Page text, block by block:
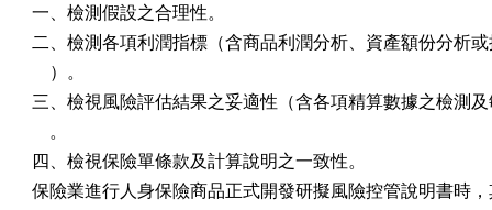
一、檢測假設之合理性。
二、檢測各項利潤指標（含商品利潤分析、資產額份分析
    ）。
三、檢視風險評估結果之妥適性（含各項精算數據之檢測
    。
四、檢視保險單條款及計算說明之一致性。
保險業進行人身保險商品正式開發研擬風險控管說明書時